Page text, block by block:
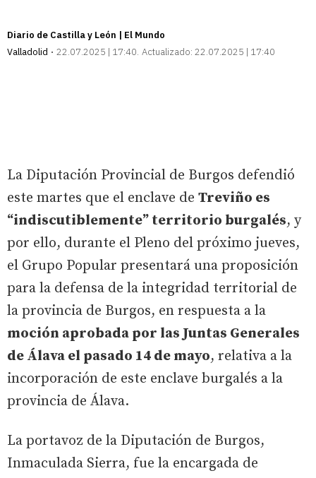
Diario de Castilla y León | El Mundo
Valladolid
22.07.2025 | 17:40 Actualizado: 22.07.2025 | 17:40
La Diputación Provincial de Burgos defendió
este martes que el enclave de Treviño es
“indiscutiblemente” territorio burgalés, y
por ello, durante el Pleno del próximo jueves,
el Grupo Popular presentará una proposición
para la defensa de la integridad territorial de
la provincia de Burgos, en respuesta a la
moción aprobada por las Juntas Generales
de Álava el pasado 14 de mayo, relativa a la
incorporación de este enclave burgalés a la
provincia de Álava.
La portavoz de la Diputación de Burgos,
Inmaculada Sierra, fue la encargada de